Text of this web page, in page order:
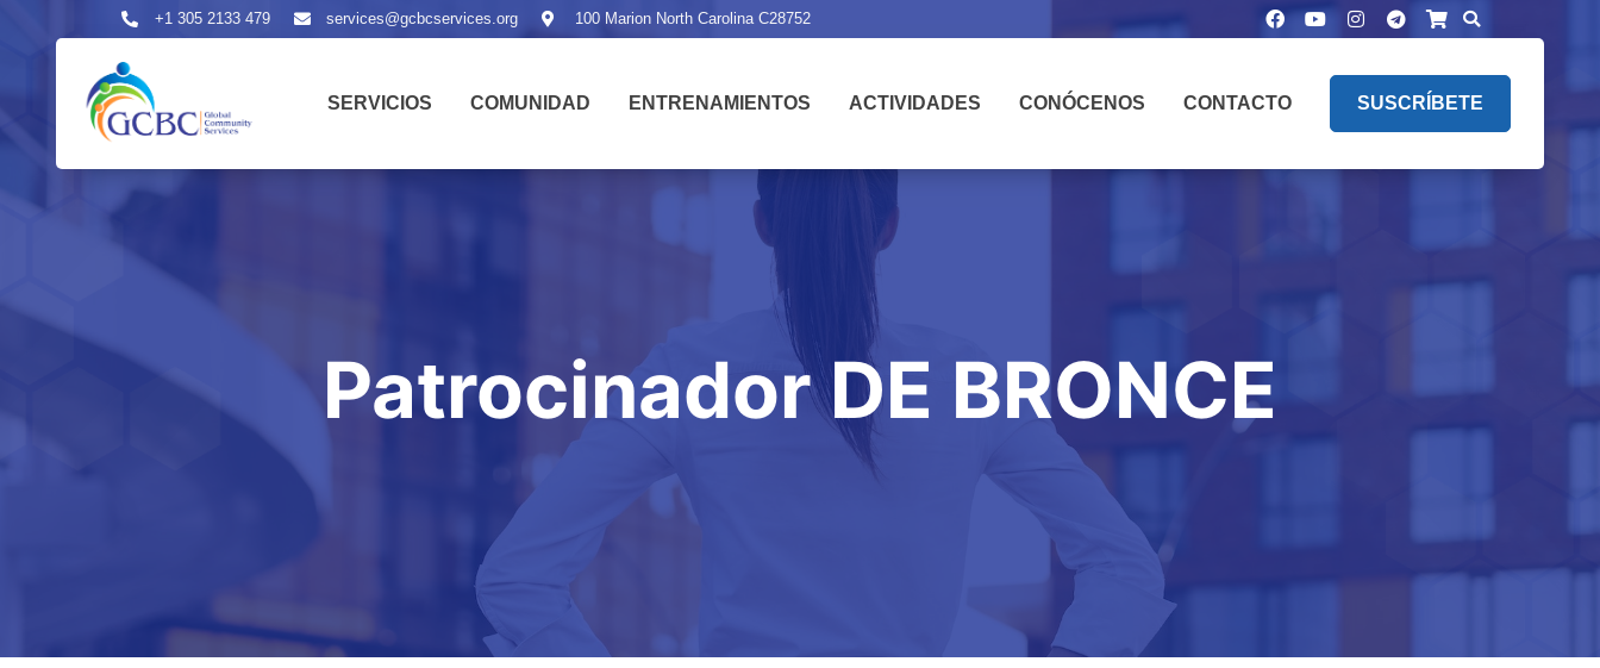
+1 305 2133 479 services@gcbcservices.org 100 Marion North Carolina C28752
SERVICIOS COMUNIDAD ENTRENAMIENTOS ACTIVIDADES CONÓCENOS CONTACTO SUSCRÍBETE
Patrocinador DE BRONCE